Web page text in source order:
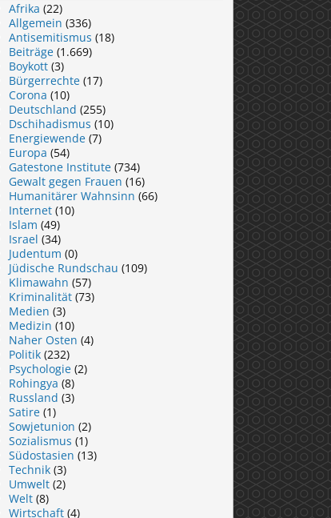
Afrika (22)
Allgemein (336)
Antisemitismus (18)
Beiträge (1.669)
Boykott (3)
Bürgerrechte (17)
Corona (10)
Deutschland (255)
Dschihadismus (10)
Energiewende (7)
Europa (54)
Gatestone Institute (734)
Gewalt gegen Frauen (16)
Humanitärer Wahnsinn (66)
Internet (10)
Islam (49)
Israel (34)
Judentum (0)
Jüdische Rundschau (109)
Klimawahn (57)
Kriminalität (73)
Medien (3)
Medizin (10)
Naher Osten (4)
Politik (232)
Psychologie (2)
Rohingya (8)
Russland (3)
Satire (1)
Sowjetunion (2)
Sozialismus (1)
Südostasien (13)
Technik (3)
Umwelt (2)
Welt (8)
Wirtschaft (4)